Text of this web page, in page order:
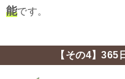
能です。
【その4】365